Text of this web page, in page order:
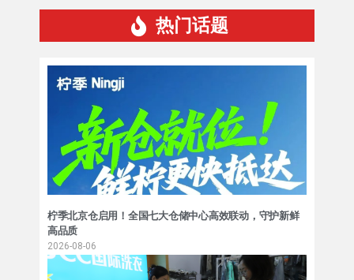
热门话题
柠季北京仓启用！全国七大仓储中心高效联动，守护新鲜
高品质
2026-08-06